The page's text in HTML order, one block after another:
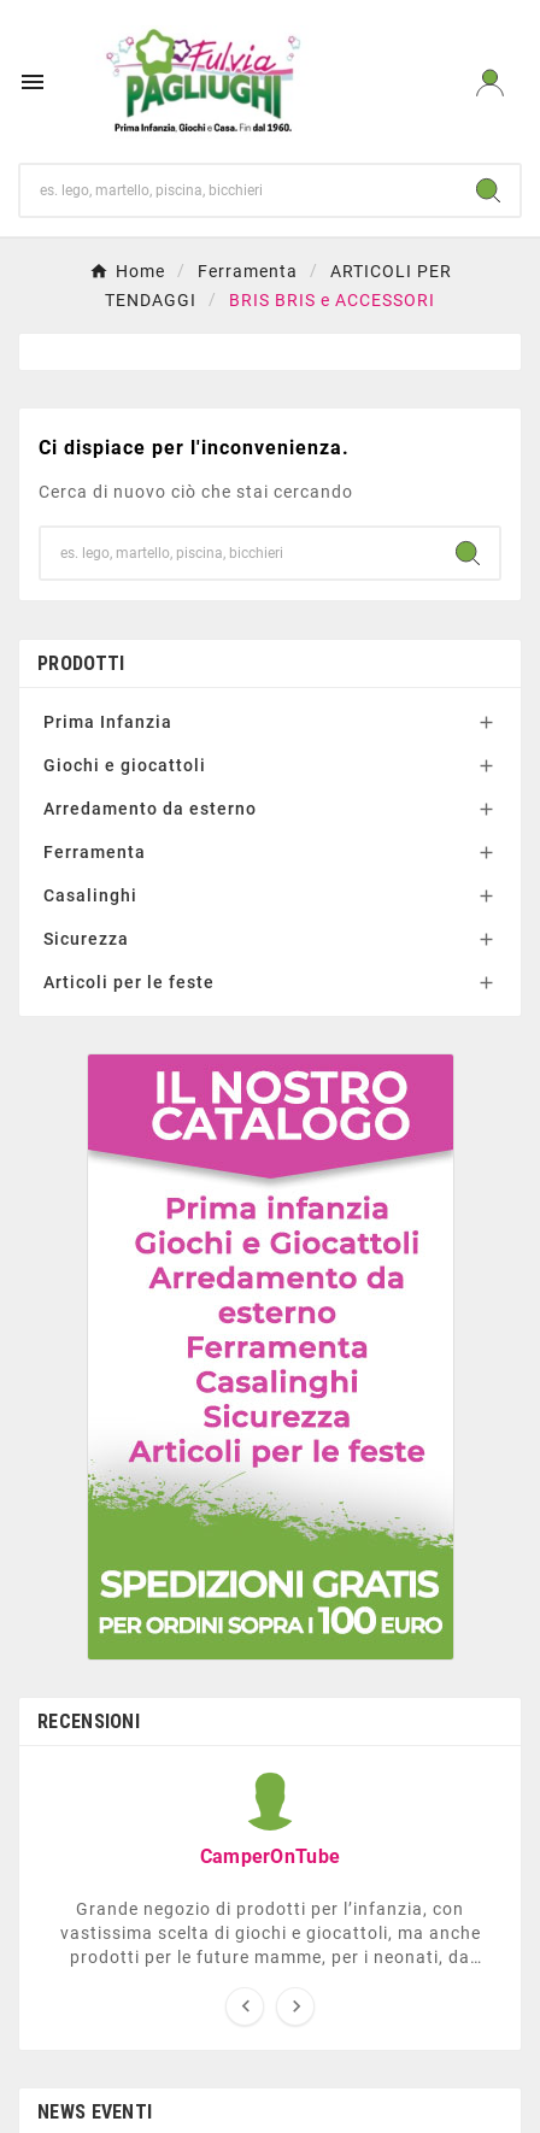

Home Ferramenta
ARTICOLI PER
TENDAGGI
BRIS BRIS e ACCESSORI
Ci dispiace per l'inconvenienza.
Cerca di nuovo ciò che stai cercando
PRODOTTI
Prima Infanzia 
Giochi e giocattoli 
Arredamento da esterno 
Ferramenta 
Casalinghi 
Sicurezza 
Articoli per le feste 
RECENSIONI
CamperOnTube
Grande negozio di prodotti per l’infanzia, con
vastissima scelta di giochi e giocattoli, ma anche
prodotti per le future mamme, per i neonati, da
sezione dedicata all’arredo giardino, giochi all’aperto,
 
NEWS EVENTI